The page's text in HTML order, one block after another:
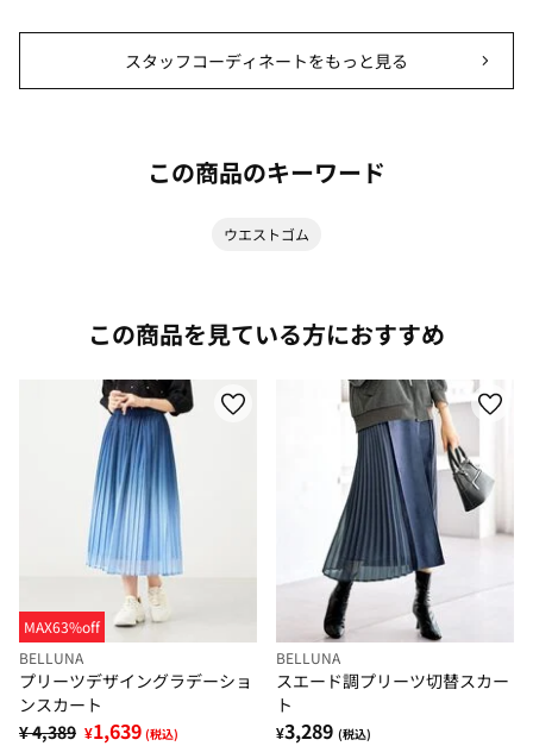
スタッフコーディネートをもっと見る
この商品のキーワード
ウエストゴム
この商品を見ている方におすすめ
MAX63%off
BELLUNA
プリーツデザイングラデーショ
ンスカート
¥ 4,389 ¥1,639 (税込)
BELLUNA
スエード調プリーツ切替スカー
ト
¥3,289 (税込)